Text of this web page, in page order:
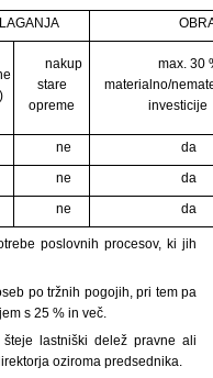
nakup
stare
opreme
max. 30
materialno/
investicije
ne
da
ne
da
ne da
poslovnih procesov, ki jih
po tržnih pogojih, pri tem pa
s 25 % in več.
lastniški delež pravne ali
oziroma predsednika.